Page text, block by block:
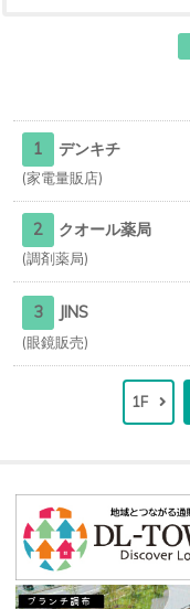
1 デンキチ
家電量販店
2 クオール薬局
調剤薬局
3 JINS
眼鏡販売
1F